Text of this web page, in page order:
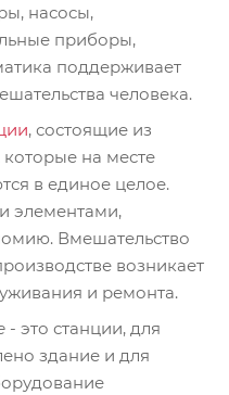
насосы,
приборы,
поддерживает
человека.
, состоящие из
на месте
в единое целое.
элементами,
Вмешательство
возникает
и ремонта.
- это станции, для
здание и для